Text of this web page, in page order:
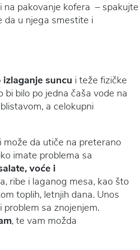
na pakovanje kofera – spakujte
da u njega smestite i
suncu i teže fizičke
bilo po jedna čaša vode na
a celokupni
može da utiče na preterano
imate problema sa
voće i
ribe i laganog mesa, kao što
toplih, letnjih dana. Unos
sa znojenjem.
, te vam možda